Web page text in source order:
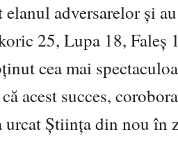
adversarelor și
25, Lupa 18, Faleș
cea mai
acest succes,
Știința din nou în